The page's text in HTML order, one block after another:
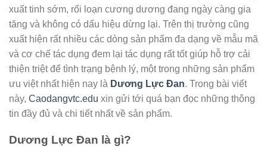
xuất tinh sớm, rối loạn cương dương đang ngày càng gia
tăng và không có dấu hiệu dừng lại. Trên thị trường cũng
xuất hiện rất nhiều các dòng sản phẩm đa dạng về mẫu mã
và cơ chế tác dụng đem lại tác dụng rất tốt giúp hỗ trợ cải
thiện triệt để tình trạng bệnh lý, một trong những sản phẩm
ưu việt nhất hiện nay là Dương Lực Đan. Trong bài viết
này, Caodangvtc.edu xin gửi tới quá bạn đọc những thông
tin đầy đủ và chi tiết nhất về sản phẩm.
Dương Lực Đan là gì?